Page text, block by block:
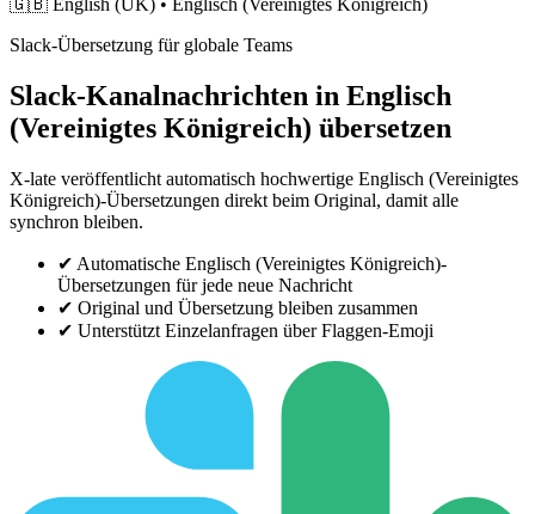
🇬🇧 English (UK) • Englisch (Vereinigtes Königreich)
Slack-Übersetzung für globale Teams
Slack-Kanalnachrichten in Englisch
(Vereinigtes Königreich) übersetzen
X-late veröffentlicht automatisch hochwertige Englisch (Vereinigtes
Königreich)-Übersetzungen direkt beim Original, damit alle
synchron bleiben.
✔ Automatische Englisch (Vereinigtes Königreich)-
Übersetzungen für jede neue Nachricht
✔ Original und Übersetzung bleiben zusammen
✔ Unterstützt Einzelanfragen über Flaggen-Emoji